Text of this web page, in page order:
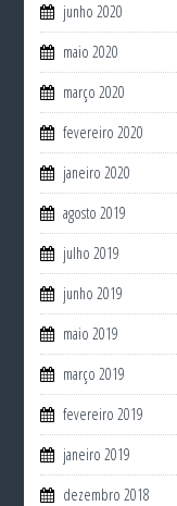
junho 2020
maio 2020
março 2020
fevereiro 2020
janeiro 2020
agosto 2019
julho 2019
junho 2019
maio 2019
março 2019
fevereiro 2019
janeiro 2019
dezembro 2018